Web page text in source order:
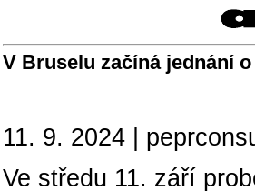
V Bruselu začíná jednání
11. 9. 2024 |
Ve středu 11. září